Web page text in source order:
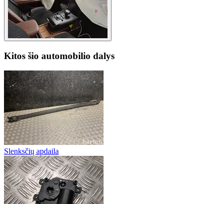
Kitos šio automobilio dalys
Slenksčių apdaila